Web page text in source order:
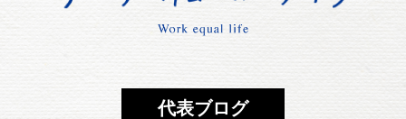
代表ブログ